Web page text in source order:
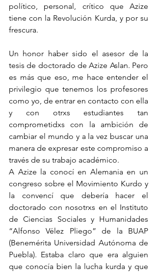
político, personal, crítico que Azize
tiene con la Revolución Kurda, y por su
frescura.
Un honor haber sido el asesor de la
tesis de doctorado de Azize Aslan. Pero
es más que eso, me hace entender el
privilegio que tenemos los profesores
como yo, de entrar en contacto con ella
y con otrxs estudiantes tan
comprometidxs con la ambición de
cambiar el mundo y a la vez buscar una
manera de expresar este compromiso a
través de su trabajo académico.
A Azize la conocí en Alemania en un
congreso sobre el Movimiento Kurdo y
la convencí que debería hacer el
doctorado con nosotrxs en el Instituto
de Ciencias Sociales y Humanidades
“Alfonso Vélez Pliego” de la BUAP
(Benemérita Universidad Autónoma de
Puebla). Estaba claro que era alguien
que conocía bien la lucha kurda y que